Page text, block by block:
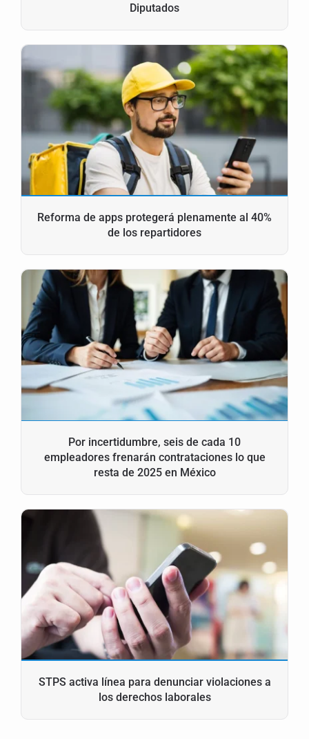
Diputados
Reforma de apps protegerá plenamente al 40%
de los repartidores
Por incertidumbre, seis de cada 10
empleadores frenarán contrataciones lo que
resta de 2025 en México
STPS activa línea para denunciar violaciones a
los derechos laborales